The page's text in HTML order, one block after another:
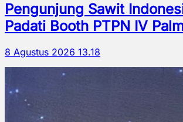
Pengunjung Sawit
Padati Booth PTPN IV
8 Agustus 2026 13.18